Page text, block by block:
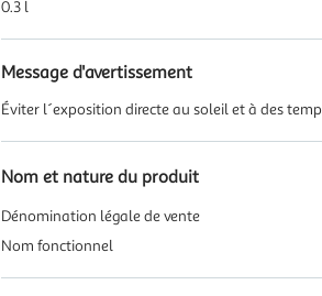
0.3 l
Message d'avertissement
Éviter l´exposition directe au soleil et à des
Nom et nature du produit
Dénomination légale de vente
Nom fonctionnel